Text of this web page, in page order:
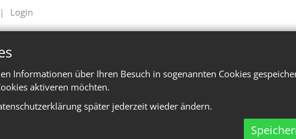
Informationen über Ihren Besuch in sogenannten Cookies
aktiveren möchten.
später jederzeit wieder ändern.
Login